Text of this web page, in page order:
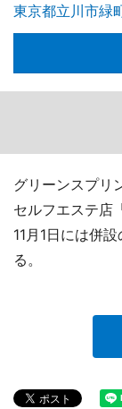
東京都立川市緑
グリーンスプリ
セルフエステ店
11月1日には併
る。